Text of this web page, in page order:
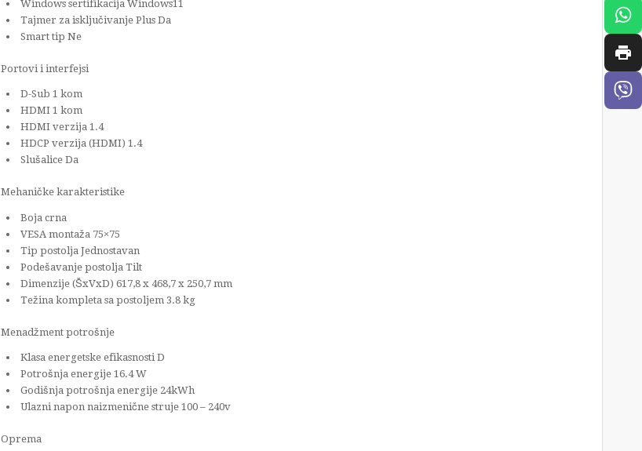
Windows sertifikacija Windows11
Tajmer za isključivanje Plus Da
Smart tip Ne
Portovi i interfejsi
D-Sub 1 kom
HDMI 1 kom
HDMI verzija 1.4
HDCP verzija (HDMI) 1.4
Slušalice Da
Mehaničke karakteristike
Boja crna
VESA montaža 75×75
Tip postolja Jednostavan
Podešavanje postolja Tilt
Dimenzije (ŠxVxD) 617,8 x 468,7 x 250,7 mm
Težina kompleta sa postoljem 3.8 kg
Menadžment potrošnje
Klasa energetske efikasnosti D
Potrošnja energije 16.4 W
Godišnja potrošnja energije 24kWh
Ulazni napon naizmenične struje 100 – 240v
Oprema